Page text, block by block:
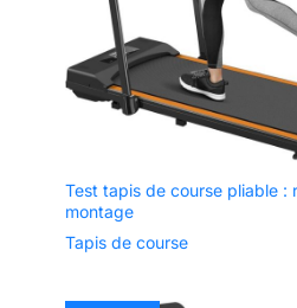
Test tapis de course pliable :
montage
Tapis de course